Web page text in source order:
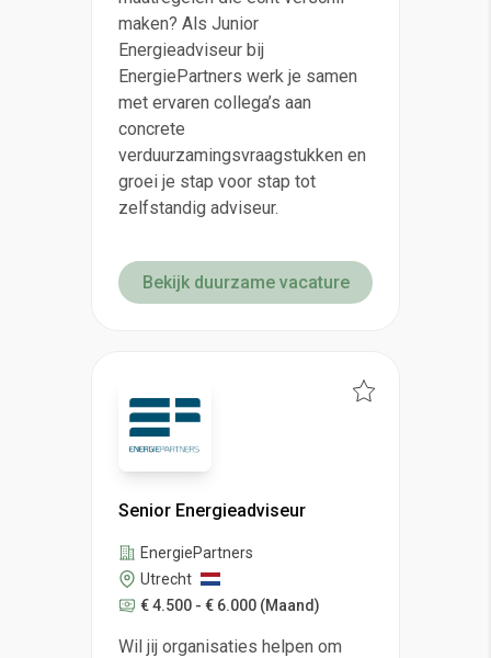
maken? Als Junior
Energieadviseur bij
EnergiePartners werk je samen
met ervaren collega’s aan
concrete
verduurzamingsvraagstukken en
groei je stap voor stap tot
zelfstandig adviseur.
Bekijk duurzame vacature
Senior Energieadviseur
EnergiePartners
Utrecht
€ 4.500 - € 6.000 (Maand)
Wil jij organisaties helpen om